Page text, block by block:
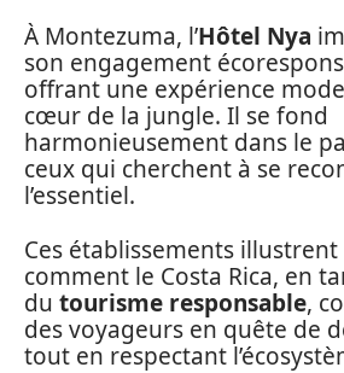
À Montezuma, l’Hôtel Nya
son engagement
offrant une expérience
cœur de la jungle. Il se fond
harmonieusement dans le
ceux qui cherchent à se
l’essentiel.
Ces établissements
comment le Costa Rica, en
du tourisme responsable,
des voyageurs en quête de
tout en respectant